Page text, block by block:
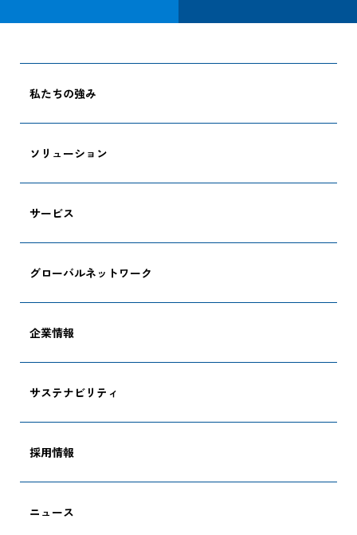
私たちの強み
ソリューション
サービス
グローバルネットワーク
企業情報
サステナビリティ
採用情報
ニュース